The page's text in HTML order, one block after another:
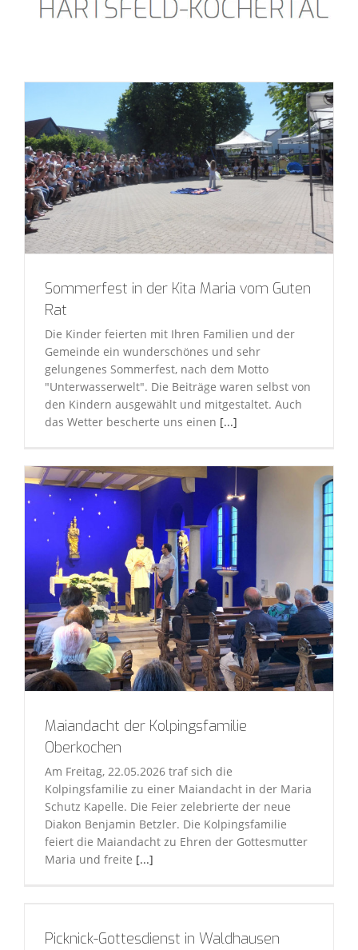
Sommerfest in der Kita Maria vom Guten
Rat
Die Kinder feierten mit Ihren Familien und der
Gemeinde ein wunderschönes und sehr
gelungenes Sommerfest, nach dem Motto
"Unterwasserwelt". Die Beiträge waren selbst von
den Kindern ausgewählt und mitgestaltet. Auch
das Wetter bescherte uns einen [...]
Maiandacht der Kolpingsfamilie
Oberkochen
Am Freitag, 22.05.2026 traf sich die
Kolpingsfamilie zu einer Maiandacht in der Maria
Schutz Kapelle. Die Feier zelebrierte der neue
Diakon Benjamin Betzler. Die Kolpingsfamilie
feiert die Maiandacht zu Ehren der Gottesmutter
Maria und freite [...]
Picknick-Gottesdienst in Waldhausen